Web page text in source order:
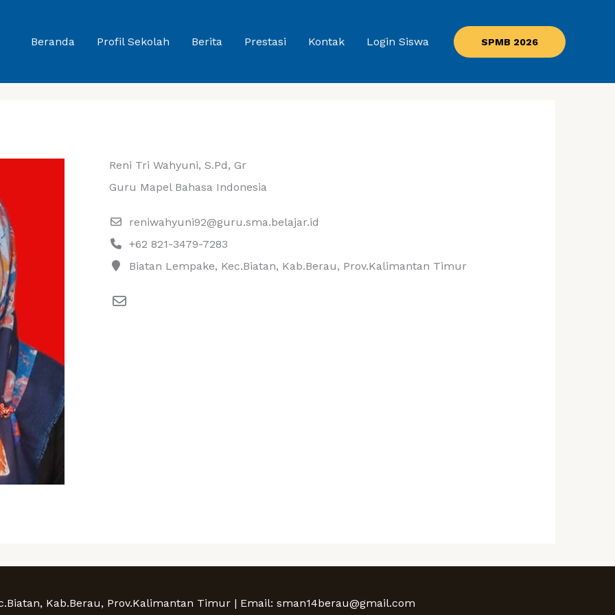
Beranda Profil Sekolah Berita Prestasi Kontak Login Siswa SPMB 2026
Reni Tri Wahyuni, S.Pd, Gr
Guru Mapel Bahasa Indonesia
reniwahyuni92@guru.sma.belajar.id
+62 821-3479-7283
Biatan Lempake, Kec.Biatan, Kab.Berau, Prov.Kalimantan Timur
Kab.Berau, Prov.Kalimantan Timur | Email: sman14berau@gmail.com